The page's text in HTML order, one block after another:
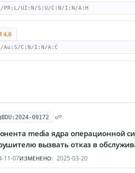
PR:L/UI:N/S:U/C:N/I:N/A:H
4.6
Au:S/C:N/I:N/A:C
BDU:2024-09172
media ядра операционной
вызвать отказ в
11-07ИЗМЕНЕНО: 2025-03-20